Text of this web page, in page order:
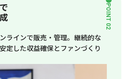
ラインで販売・管理。継続的な
定した収益確保とファンづくり
POINT 02